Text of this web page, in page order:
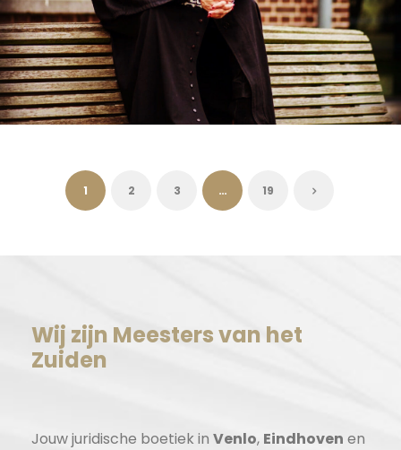
12/04/2026 MEESTERS ZUIDEN
1 2 3 … 19
Wij zijn Meesters van het
Zuiden
Jouw juridische boetiek in Venlo, Eindhoven en